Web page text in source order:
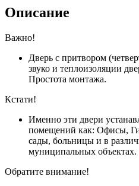
Описание
Важно!
Дверь с притвором
звуко и теплоизоляции
Простота монтажа.
Кстати!
Именно эти двери
помещений как: Офисы,
сады, больницы и в
муниципальных объектах.
Обратите внимание!